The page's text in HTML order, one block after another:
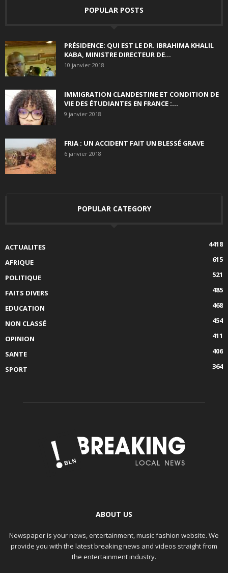
POPULAR POSTS
PRÉSIDENCE: QUI EST LE DR. IBRAHIMA KHALIL
KABA, MINISTRE DIRECTEUR DE...
10 janvier 2018
IMMIGRATION CLANDESTINE ET CONDITION DE
VIE DES ÉTUDIANTES EN FRANCE :...
9 janvier 2018
FRIA : UN ACCIDENT FAIT UN BLESSÉ GRAVE
6 janvier 2018
POPULAR CATEGORY
ACTUALITES
4418
AFRIQUE
615
POLITIQUE
521
FAITS DIVERS
485
EDUCATION
468
NON CLASSÉ
454
OPINION
411
SANTE
406
SPORT
364
ABOUT US
Newspaper is your news, entertainment, music fashion website. We
provide you with the latest breaking news and videos straight from
the entertainment industry.